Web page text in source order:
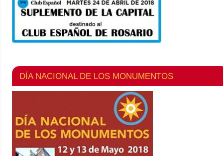
DÍA NACIONAL DE LOS MONUMENTOS